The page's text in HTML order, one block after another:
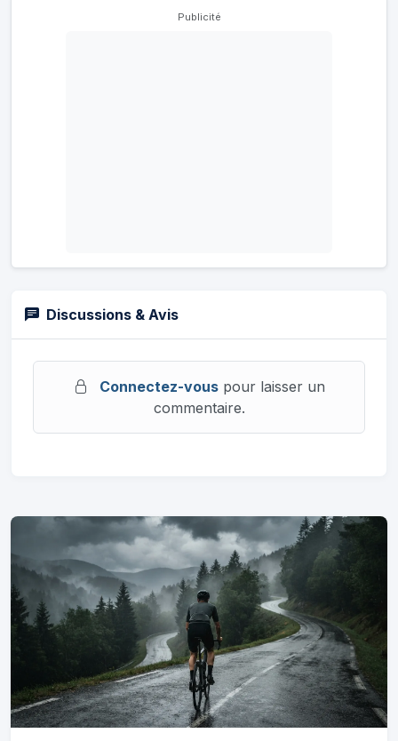
Publicité
Discussions & Avis
Connectez-vouspour laisser un
commentaire.